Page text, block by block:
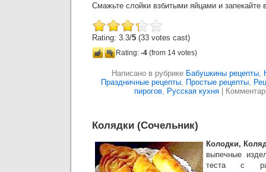
Смажьте слойки взбитыми яйцами и запекайте
Rating: 3.3/5 (33 votes cast)
Rating: -4 (from 14 votes)
Написано в рубрике Бабушкины рецепты,
Праздничные рецепты, Простые рецепты,
пирогов, Русская кухня|
Колядки (Сочельник)
Колодки,
выпечные
теста с